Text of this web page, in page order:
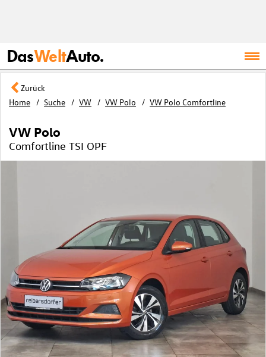
DasWeltAuto.
Zurück
Home
Suche VW VW Polo VW Polo Comfortline
VW Polo
Comfortline TSI OPF